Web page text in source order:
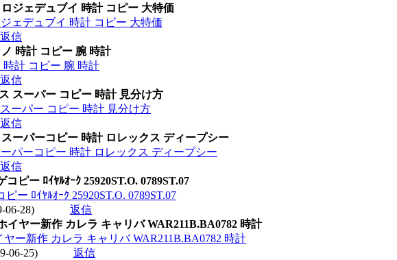
ジェデュブイ 時計 コピー 大特価
ェデュブイ 時計 コピー 大特価
返信
時計 コピー 腕 時計
時計 コピー 腕 時計
返信
スーパー コピー 時計 見分け方
ーパー コピー 時計 見分け方
返信
ーパーコピー 時計 ロレックス ディープシー
パーコピー 時計 ロレックス ディープシー
返信
ピー ﾛｲﾔﾙｵｰｸ 25920ST.O. 0789ST.07
ー ﾛｲﾔﾙｵｰｸ 25920ST.O. 0789ST.07
28)
返信
ヤー新作 カレラ キャリバ WAR211B.BA0782 時計
ー新作 カレラ キャリバ WAR211B.BA0782 時計
06-25)
返信